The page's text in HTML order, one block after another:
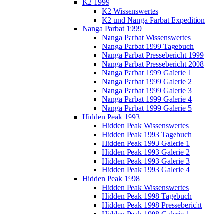
K2 1999
K2 Wissenswertes
K2 und Nanga Parbat Expedition
Nanga Parbat 1999
Nanga Parbat Wissenswertes
Nanga Parbat 1999 Tagebuch
Nanga Parbat Pressebericht 1999
Nanga Parbat Pressebericht 2008
Nanga Parbat 1999 Galerie 1
Nanga Parbat 1999 Galerie 2
Nanga Parbat 1999 Galerie 3
Nanga Parbat 1999 Galerie 4
Nanga Parbat 1999 Galerie 5
Hidden Peak 1993
Hidden Peak Wissenswertes
Hidden Peak 1993 Tagebuch
Hidden Peak 1993 Galerie 1
Hidden Peak 1993 Galerie 2
Hidden Peak 1993 Galerie 3
Hidden Peak 1993 Galerie 4
Hidden Peak 1998
Hidden Peak Wissenswertes
Hidden Peak 1998 Tagebuch
Hidden Peak 1998 Pressebericht